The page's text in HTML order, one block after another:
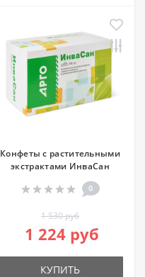
Конфеты с растительными
экстрактами ИнваСан
0
1 530 руб
1 224 руб
КУПИТЬ